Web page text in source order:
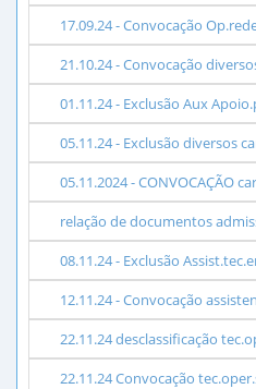
17.09.24 - Convocação
21.10.24 - Convocação
01.11.24 - Exclusão Aux
05.11.24 - Exclusão diversos
05.11.2024 - CONVOCAÇÃO
relação de documentos
08.11.24 - Exclusão
12.11.24 - Convocação
22.11.24 desclassificação
22.11.24 Convocação